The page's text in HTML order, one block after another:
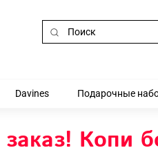
Davines Подарочные
Копи